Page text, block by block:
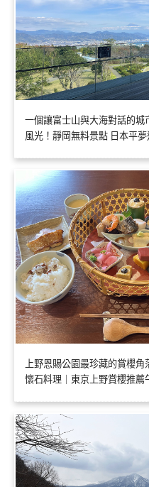
一個讓富士山與大海對話的
風光！靜岡無料景點 日本平
上野恩賜公園最珍藏的賞櫻
懷石料理｜東京上野賞櫻推